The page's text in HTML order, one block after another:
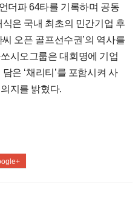
더파 64타를 기록하며 공동
은 국내 최초의 민간기업 후
오픈 골프선수권’의 역사를
시오그룹은 대회명에 기업
은 ‘채리티’를 포함시켜 사
지를 밝혔다.